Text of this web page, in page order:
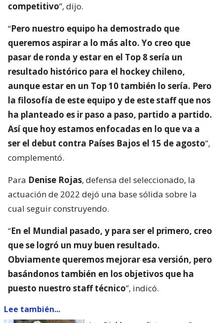
competitivo”, dijo.
“Pero nuestro equipo ha demostrado que
queremos aspirar a lo más alto. Yo creo que
pasar de ronda y estar en el Top 8 sería un
resultado histórico para el hockey chileno,
aunque estar en un Top 10 también lo sería. Pero
la filosofía de este equipo y de este staff que nos
ha planteado es ir paso a paso, partido a partido.
Así que hoy estamos enfocadas en lo que va a
ser el debut contra Países Bajos el 15 de agosto”,
complementó.
Para Denise Rojas, defensa del seleccionado, la
actuación de 2022 dejó una base sólida sobre la
cual seguir construyendo.
“En el Mundial pasado, y para ser el primero, creo
que se logró un muy buen resultado.
Obviamente queremos mejorar esa versión, pero
basándonos también en los objetivos que ha
puesto nuestro staff técnico”, indicó.
Lee también...